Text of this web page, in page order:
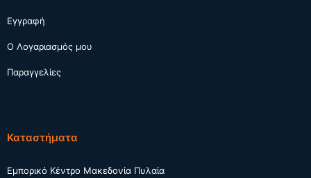
Εγγραφή
Ο Λογαριασμός μου
Παραγγελίες
Καταστήματα
Εμπορικό Κέντρο Μακεδονία Πυλαία